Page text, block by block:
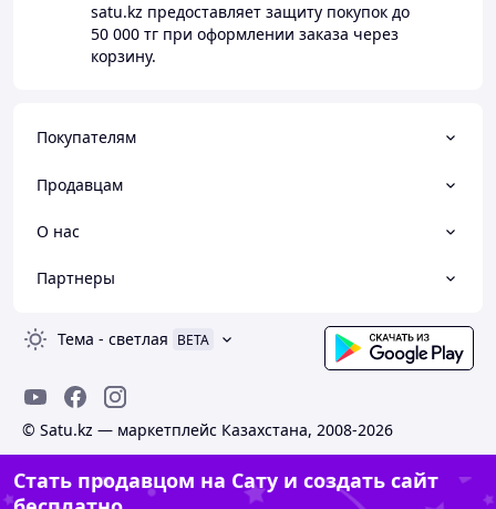
satu.kz предоставляет защиту покупок до
50 000 тг при оформлении заказа через
корзину.
Покупателям
Продавцам
О нас
Партнеры
Тема - светлая BETA
© Satu.kz — маркетплейс Казахстана, 2008-2026
Стать продавцом на Сату и создать сайт